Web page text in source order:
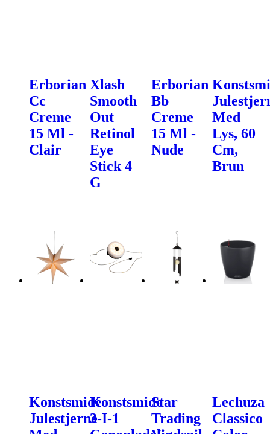
Erborian
Cc
Creme
15 Ml -
Clair
Xlash
Smooth
Out
Retinol
Eye
Stick 4
G
Erborian
Bb
Creme
15 Ml -
Nude
Med
Lys, 60
Cm,
Brun
Konstsmide
Julestjerne
Konstsmide
3-I-1
Star
Trading
Lechuza
Classico